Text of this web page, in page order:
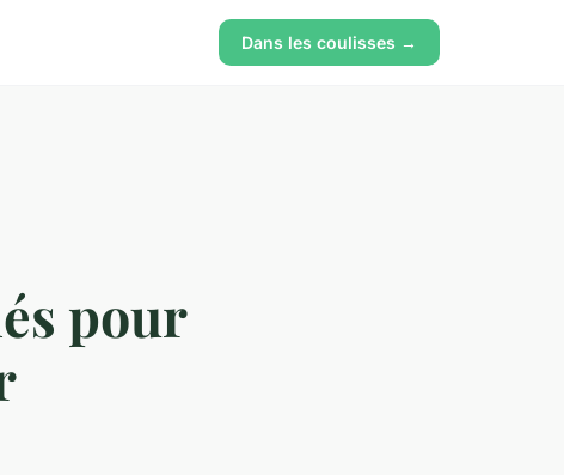
Dans les coulisses →
pour